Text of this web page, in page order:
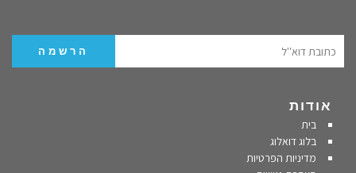
אודות
בית
בלוג דואלוג
מדיניות הפרטיות